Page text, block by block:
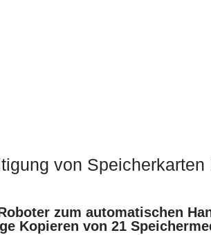
von Speicherkarten
zum automatischen
Kopieren von 21